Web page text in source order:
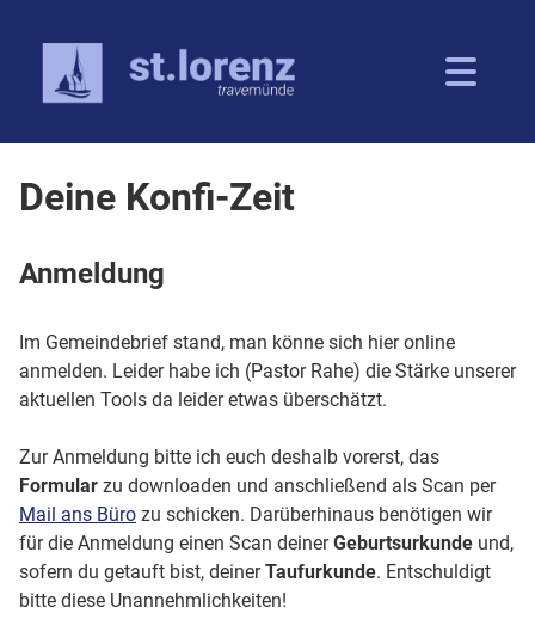
Deine Konfi-Zeit
Anmeldung
Im Gemeindebrief stand, man könne sich hier online
anmelden. Leider habe ich (Pastor Rahe) die Stärke unserer
aktuellen Tools da leider etwas überschätzt.
Zur Anmeldung bitte ich euch deshalb vorerst, das
Formular zu downloaden und anschließend als Scan per
Mail ans Büro zu schicken. Darüberhinaus benötigen wir
für die Anmeldung einen Scan deinerGeburtsurkunde und,
sofern du getauft bist, deinerTaufurkunde. Entschuldigt
bitte diese Unannehmlichkeiten!